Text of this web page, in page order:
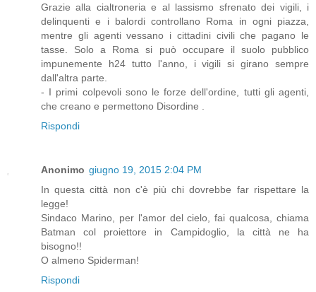
Grazie alla cialtroneria e al lassismo sfrenato dei vigili, i
delinquenti e i balordi controllano Roma in ogni piazza,
mentre gli agenti vessano i cittadini civili che pagano le
tasse. Solo a Roma si può occupare il suolo pubblico
impunemente h24 tutto l'anno, i vigili si girano sempre
dall'altra parte.
- I primi colpevoli sono le forze dell'ordine, tutti gli agenti,
che creano e permettono Disordine .
Rispondi
Anonimo giugno 19, 2015 2:04 PM
In questa città non c'è più chi dovrebbe far rispettare la
legge!
Sindaco Marino, per l'amor del cielo, fai qualcosa, chiama
Batman col proiettore in Campidoglio, la città ne ha
bisogno!!
O almeno Spiderman!
Rispondi